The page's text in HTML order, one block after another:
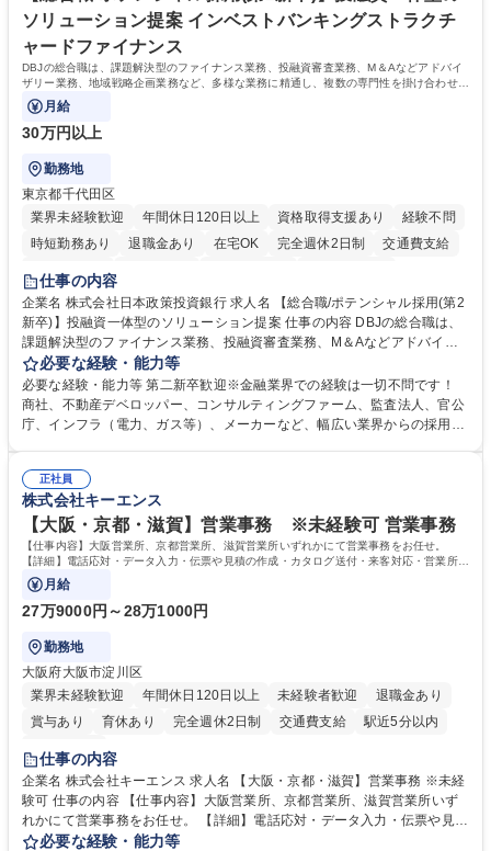
す。 学歴・資格 学歴：大学院 大学 高専 短大 専修学校 高校 語学力： 資
格：
ソリューション提案 インベストバンキングストラクチ
ャードファイナンス
DBJの総合職は、課題解決型のファイナンス業務、投融資審査業務、M＆Aなどアドバイ
ザリー業務、地域戦略企画業務など、多様な業務に精通し、複数の専門性を掛け合わせて
広く社会に貢献していく職種です。
月給
30万円以上
勤務地
東京都千代田区
業界未経験歓迎
年間休日120日以上 資格取得支援あり
経験不問
時短勤務あり
退職金あり 在宅OK 完全週休2日制
交通費支給
駅近5分以内
食事補助あり
託児所あり
仕事の内容
企業名 株式会社日本政策投資銀行 求人名 【総合職/ポテンシャル採用(第2
新卒)】投融資一体型のソリューション提案 仕事の内容 DBJの総合職は、
課題解決型のファイナンス業務、投融資審査業務、M＆Aなどアドバイザ
リー業務、地域戦略企画業務など、多様な業務に精通し、複数の専門性を
掛け合わせて広く社会に貢献していく職種です。 入社後は、横断的なロー
テーションを経て適性や専門性に応じたキャリアを形成していただきま
す。総合職として入社いただき、下記いずれかの部門でご活躍いただきま
ート・ナレッジ業務 ※それぞれの業務内容に関しては、別途その他労働条
件備考欄に記載 募集職種 【総合職/ポテンシャル採用(第2新卒)】投融資一
体型のソリューション提案
必要な経験・能力等
必要な経験・能力等 第二新卒歓迎※金融業界での経験は一切不問です！
商社、不動産デベロッパー、コンサルティングファーム、監査法人、官公
庁、インフラ（電力、ガス等）、メーカーなど、幅広い業界からの採用実
く高い志を併せもった人材を求めています。ポテンシャル採用（第2新
卒）では、金融業界での経験や知識を問いません。新たな時代を見据え
て、複雑化する社会課題の解決に向けて先鞭をつける役割を担いたい、と
いう気概をお持ちの方を心待ちにしています。 学歴・資格 学歴：大学院
大学 語学力： 資格：
正社員
株式会社キーエンス
【大阪・京都・滋賀】営業事務 ※未経験可 営業事務
【仕事内容】大阪営業所、京都営業所、滋賀営業所いずれかにて営業事務をお任せ。
【詳細】電話応対・データ入力・伝票や見積の作成・カタログ送付・来客対応・営業所内
で発生する事務業務や業務改善をお任せ。
月給
27万9000円～28万1000円
勤務地
大阪府大阪市淀川区
業界未経験歓迎
年間休日120日以上 未経験者歓迎
退職金あり
賞与あり
育休あり 完全週休2日制 交通費支給
駅近5分以内
土日祝休み
仕事の内容
企業名 株式会社キーエンス 求人名 【大阪・京都・滋賀】営業事務 ※未経
験可 仕事の内容 【仕事内容】大阪営業所、京都営業所、滋賀営業所いず
れかにて営業事務をお任せ。 【詳細】電話応対・データ入力・伝票や見積
の作成・カタログ送付・来客対応・営業所内で発生する事務業務や業務改
必要な経験・能力等